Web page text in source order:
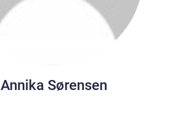
Annika Sørensen